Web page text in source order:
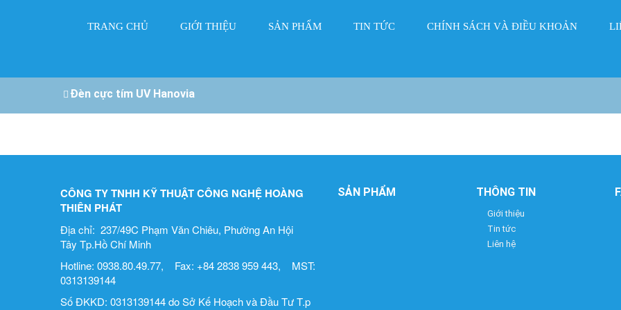
TRANG CHỦ GIỚI THIỆU SẢN PHẨM TIN TỨC CHÍNH SÁCH VÀ ĐIỀU KHOẢN
Đèn cực tím UV Hanovia
CÔNG TY TNHH KỸ THUẬT CÔNG NGHỆ HOÀNG
THIÊN PHÁT
Địa chỉ: 237/49C Phạm Văn Chiêu, Phường An Hội
Tây Tp.Hồ Chí Minh
Hotline: 0938.80.49.77, Fax: +84 2838 959 443, MST:
0313139144
Số ĐKKD: 0313139144 do Sở Kế Hoạch và Đầu Tư T.p
SẢN PHẨM THÔNG TIN
Giới thiệu
Tin tức
Liên hệ